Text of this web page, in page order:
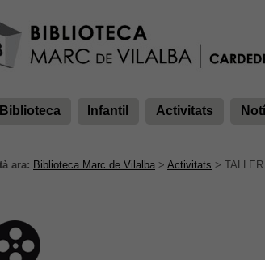
Infantil Activitats
ara: Biblioteca Marc de Vilalba > Activitats >